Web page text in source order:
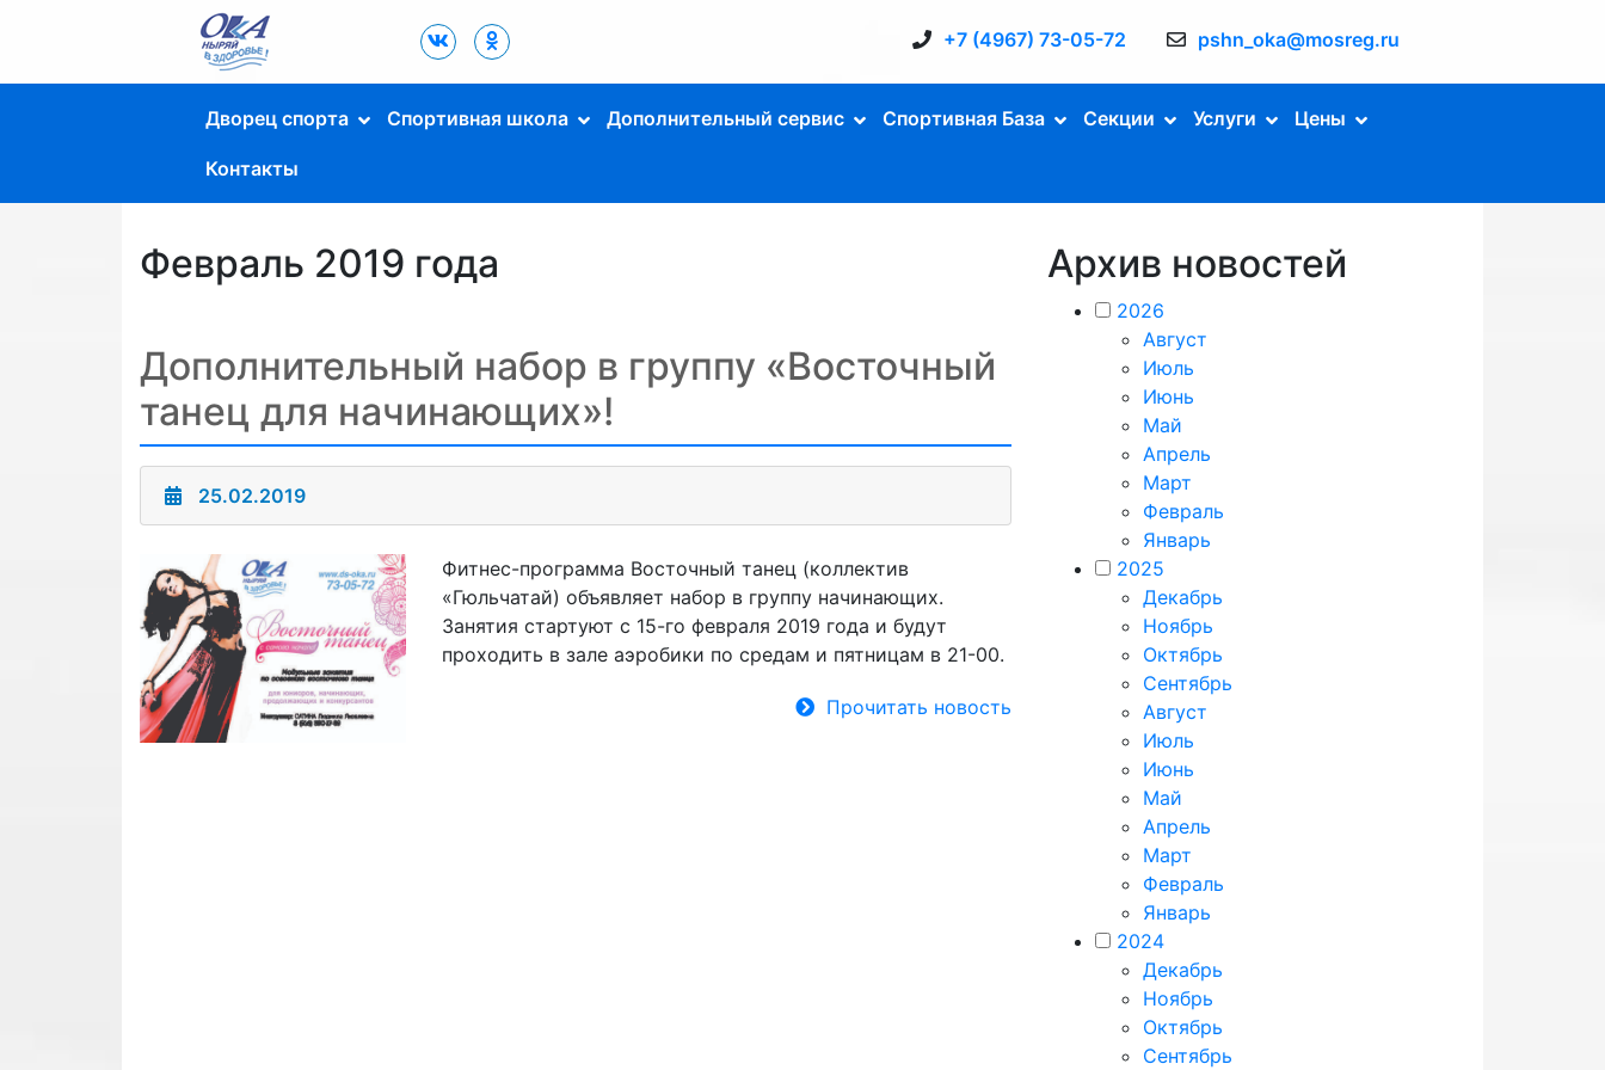
Дворец Спорта
"Ока" г. Пущино
+7 (4967) 73-05-72 pshn_oka@mosreg.ru
Дворец спорта Спортивная школа Дополнительный сервис Спортивная База Секции Услуги Цены
Контакты
Февраль 2019 года
Дополнительный набор в группу «Восточный
танец для начинающих»!
25.02.2019
Фитнес-программа Восточный танец (коллектив
«Гюльчатай) объявляет набор в группу начинающих.
Занятия стартуют с 15-го февраля 2019 года и будут
проходить в зале аэробики по средам и пятницам в 21-00.
Прочитать новость
Архив новостей
2026
Август
Июль
Июнь
Май
Апрель
Март
Февраль
Январь
2025
Декабрь
Ноябрь
Октябрь
Сентябрь
Август
Июль
Июнь
Май
Апрель
Март
Февраль
Январь
2024
Декабрь
Ноябрь
Октябрь
Сентябрь